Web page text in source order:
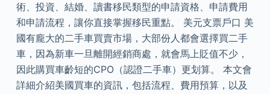
術、投資、結婚、讀書移民類型的申請資格、申請費用
和申請流程，讓你直接掌握移民重點。 美元支票戶口 美
國有龐大的二手車買賣市場，大部份人都會選擇買二手
車，因為新車一旦離開經銷商處，就會馬上貶值不少，
因此購買車齡短的CPO（認證二手車）更划算。 本文會
詳細介紹美國買車的資訊，包括流程、費用預算，以及